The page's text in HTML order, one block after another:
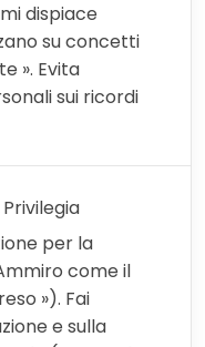
dispiace
su concetti
». Evita
sui ricordi
Privilegia
per la
come il
»). Fai
e sulla